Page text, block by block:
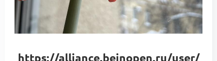
https://alliance.beinopen.ru/user/